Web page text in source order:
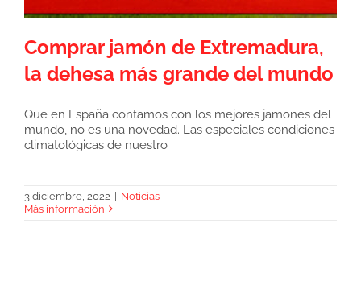
Comprar jamón de Extremadura, la dehesa
más grande del mundo
Comprar jamón de Extremadura,
la dehesa más grande del mundo
Que en España contamos con los mejores jamones del
mundo, no es una novedad. Las especiales condiciones
climatológicas de nuestro
3 diciembre, 2022
Noticias
Más información